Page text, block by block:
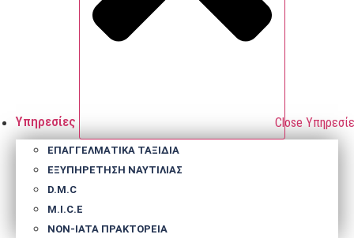
Υπηρεσίες Close
ΕΠΑΓΓΕΛΜΑΤΙΚΑ ΤΑΞΙΔΙΑ
ΕΞΥΠΗΡΕΤΗΣΗ ΝΑΥΤΙΛΙΑΣ
D.M.C
M.I.C.E
NΟΝ-IATA ΠΡΑΚΤΟΡΕΙΑ